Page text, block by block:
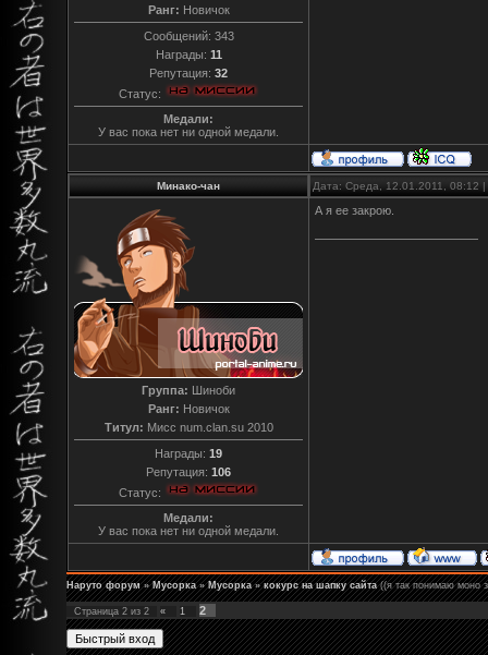
Ранг: Новичок
Сообщений: 343
Награды: 11
Репутация: 32
Статус:
Медали:
У вас пока нет ни одной медали.
Минако-чан Дата: Среда, 12.01.2011, 08:12
Группа: Шиноби
Ранг: Новичок
Титул: Мисс num.clan.su 2010
Награды: 19
Репутация: 106
Статус:
Медали:
У вас пока нет ни одной медали.
А я ее закрою.
Наруто форум » Мусорка » Мусорка » кокурс на шапку сайта ((я так понимаю моно
Страница 2 из 2 « 1 2